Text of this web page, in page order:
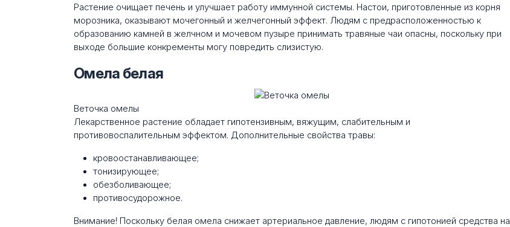
Растение очищает печень и улучшает работу иммунной системы. Настои, приготовленные из корня
морозника, оказывают мочегонный и желчегонный эффект. Людям с предрасположенностью к
образованию камней в желчном и мочевом пузыре принимать травяные чаи опасны, поскольку при
выходе большие конкременты могу повредить слизистую.
Омела белая
Веточка омелы
Лекарственное растение обладает гипотензивным, вяжущим, слабительным и
противовоспалительным эффектом. Дополнительные свойства травы:
кровоостанавливающее;
тонизирующее;
обезболивающее;
противосудорожное.
Внимание! Поскольку белая омела снижает артериальное давление, людям с гипотонией средства на